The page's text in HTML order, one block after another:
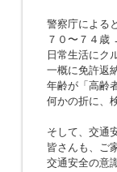
警察庁による
７０〜７４
日常生活にク
一概に免許返
年齢が「高齢
何かの折に、
そして、交通
皆さんも、ご
交通安全の意